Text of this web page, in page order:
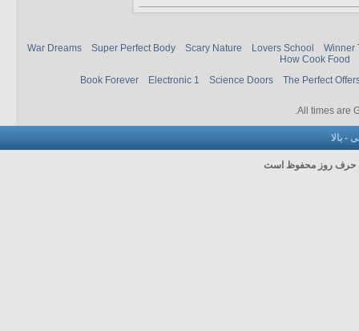
War Dreams Super Perfect Body Scary Nature Lovers School
Winner
How Cook Food
Book Forever
Electronic 1 Science Doors The Perfect
All times are
- بالا